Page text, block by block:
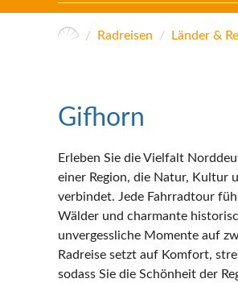
Radreisen Länder &
Gifhorn
Erleben Sie die Vielfalt
einer Region, die Natur, Kultur
verbindet. Jede Fahrradtour
Wälder und charmante
unvergessliche Momente auf
Radreise setzt auf Komfort,
sodass Sie die Schönheit der